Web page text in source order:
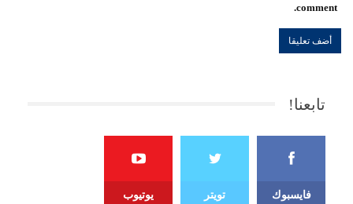
comment.
تابعنا!
فايسبوك تويتر يوتيوب